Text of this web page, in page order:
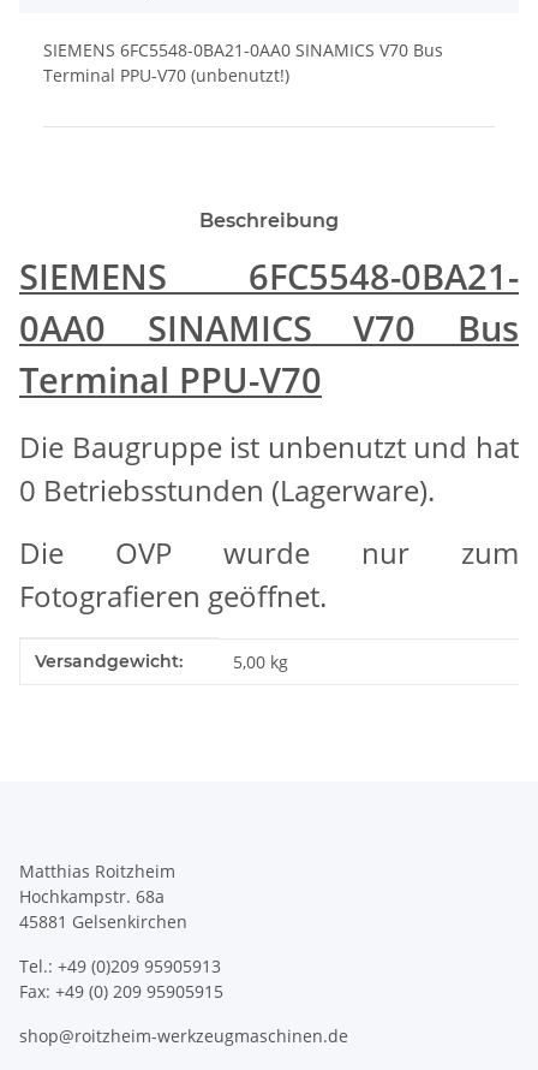
SIEMENS 6FC5548-0BA21-0AA0 SINAMICS V70 Bus
Terminal PPU-V70 (unbenutzt!)
Beschreibung
SIEMENS 6FC5548-0BA21-
0AA0 SINAMICS V70 Bus
Terminal PPU-V70
Die Baugruppe ist unbenutzt und hat
0 Betriebsstunden (Lagerware).
Die OVP wurde nur zum
Fotografieren geöffnet.
Produkteigenschaft
Wert
Versandgewicht: 5,00 kg
Matthias Roitzheim
Hochkampstr. 68a
45881 Gelsenkirchen
Tel.: +49 (0)209 95905913
Fax: +49 (0) 209 95905915
shop@roitzheim-werkzeugmaschinen.de